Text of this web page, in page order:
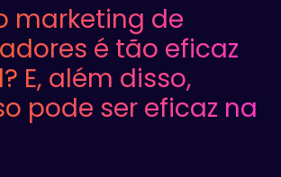
marketing de
é tão eficaz
E, além disso,
pode ser eficaz na